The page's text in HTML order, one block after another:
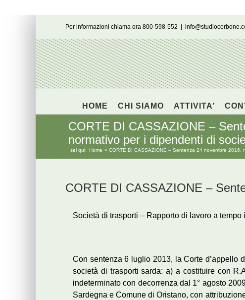
Per informazioni chiama ora 800-598-552
HOME CHI SIAMO ATTIVITA’
CORTE DI CASSAZIONE –
normativo per i dipendenti di
sei qui: Home CORTE DI CASSAZIONE – Sentenza 24 novembre
CORTE DI CASSAZIONE –
Società di trasporti – Rapporto di lavoro a
Con sentenza 6 luglio 2013, la Corte d’appello
società di trasporti sarda: a) a costituire con
indeterminato con decorrenza dal 1° agosto
Sardegna e Comune di Oristano, con